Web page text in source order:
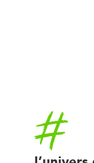
Accueil